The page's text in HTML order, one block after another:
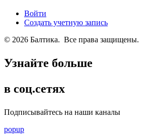
Войти
Создать учетную запись
© 2026 Балтика. Все права защищены.
Узнайте больше
в соц.сетях
Подписывайтесь на наши каналы
popup